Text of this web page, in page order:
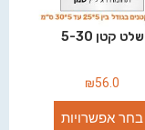
שלט קטן 5-30
₪56.0
בחר אפשרויות